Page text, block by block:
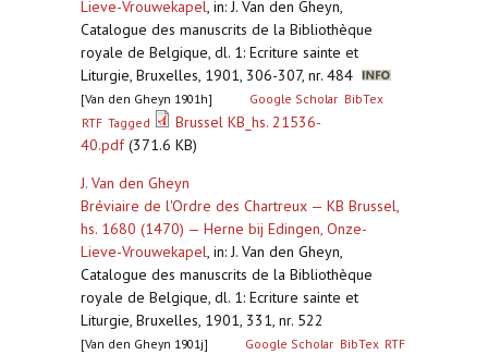
Lieve-Vrouwekapel, in: J. Van den Gheyn,
Catalogue des manuscrits de la Bibliothèque
royale de Belgique, dl. 1: Ecriture sainte et
Liturgie, Bruxelles, 1901, 306-307, nr. 484
[Van den Gheyn 1901h] Google Scholar BibTex
RTF Tagged
Brussel KB_hs. 21536-
40.pdf(371.6 KB)
J. Van den Gheyn
Bréviaire de l'Ordre des Chartreux — KB Brussel,
hs. 1680 (1470) — Herne bij Edingen, Onze-
Lieve-Vrouwekapel, in: J. Van den Gheyn,
Catalogue des manuscrits de la Bibliothèque
royale de Belgique, dl. 1: Ecriture sainte et
Liturgie, Bruxelles, 1901, 331, nr. 522
[Van den Gheyn 1901j] Google Scholar BibTex RTF